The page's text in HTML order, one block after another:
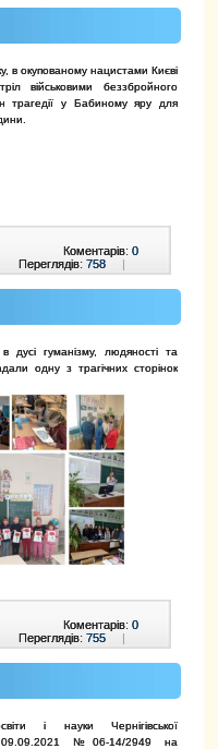
в окупованому нацистами Києві
військовими беззбройного
трагедії у Бабиному яру для
Коментарів: 0
Переглядів: 758 |
гуманізму, людяності та
одну з трагічних сторінок
Коментарів: 0
Переглядів: 755 |
і науки Чернігівської
09.09.2021 №06-14/2949 на